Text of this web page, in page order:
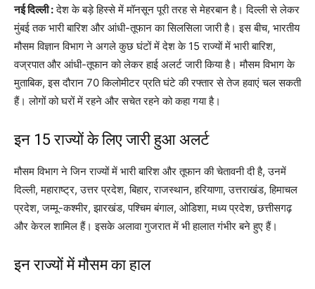
नई दिल्ली :देश के बड़े हिस्से में मॉनसून पूरी तरह से मेहरबान है। दिल्ली से लेकर
मुंबई तक भारी बारिश और आंधी-तूफान का सिलसिला जारी है। इस बीच, भारतीय
मौसम विज्ञान विभाग ने अगले कुछ घंटों में देश के 15 राज्यों में भारी बारिश,
वज्रपात और आंधी-तूफान को लेकर हाई अलर्ट जारी किया है। मौसम विभाग के
मुताबिक, इस दौरान 70 किलोमीटर प्रति घंटे की रफ्तार से तेज हवाएं चल सकती
हैं। लोगों को घरों में रहने और सचेत रहने को कहा गया है।
इन 15 राज्यों के लिए जारी हुआ अलर्ट
मौसम विभाग ने जिन राज्यों में भारी बारिश और तूफान की चेतावनी दी है, उनमें
दिल्ली, महाराष्ट्र, उत्तर प्रदेश, बिहार, राजस्थान, हरियाणा, उत्तराखंड, हिमाचल
प्रदेश, जम्मू-कश्मीर, झारखंड, पश्चिम बंगाल, ओडिशा, मध्य प्रदेश, छत्तीसगढ़
और केरल शामिल हैं। इसके अलावा गुजरात में भी हालात गंभीर बने हुए हैं।
इन राज्यों में मौसम का हाल